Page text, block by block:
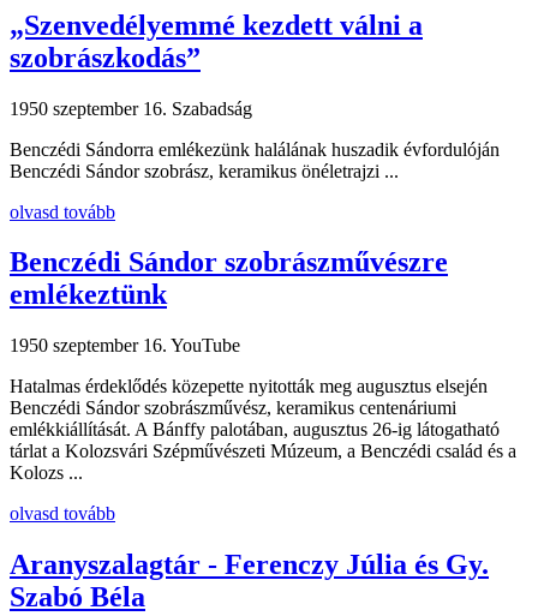
„Szenvedélyemmé kezdett válni a
szobrászkodás”
1950 szeptember 16. Szabadság
Benczédi Sándorra emlékezünk halálának huszadik évfordulóján
Benczédi Sándor szobrász, keramikus önéletrajzi ...
olvasd tovább
Benczédi Sándor szobrászművészre
emlékeztünk
1950 szeptember 16. YouTube
Hatalmas érdeklődés közepette nyitották meg augusztus elsején
Benczédi Sándor szobrászművész, keramikus centenáriumi
emlékkiállítását. A Bánffy palotában, augusztus 26-ig látogatható
tárlat a Kolozsvári Szépművészeti Múzeum, a Benczédi család és a
Kolozs ...
olvasd tovább
Aranyszalagtár - Ferenczy Júlia és Gy.
Szabó Béla